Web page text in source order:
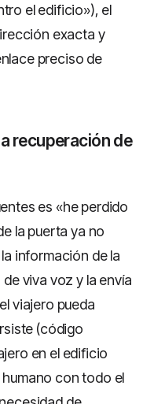
el edificio»), el
exacta y
preciso de
recuperación de
es «he perdido
la puerta ya no
información de la
viva voz y la envía
viajero pueda
(código
en el edificio
con todo el